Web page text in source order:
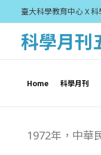
臺大科學教育中心 X 科
科學月刊
Home 科學月刊
1
1972年，中華